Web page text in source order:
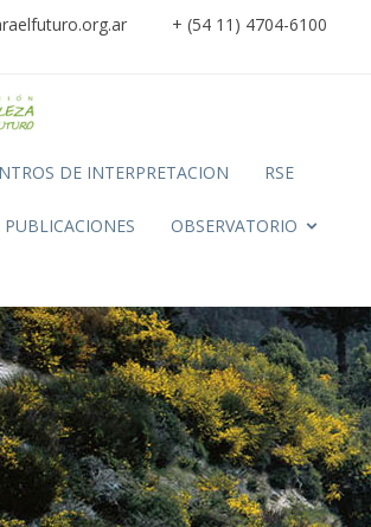
+ (54 11) 4704-6100
DE INTERPRETACION RSE
PUBLICACIONES OBSERVATORIO